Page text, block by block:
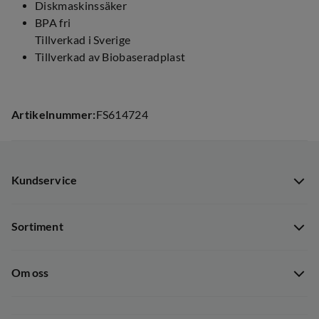
Diskmaskinssäker
BPA fri
Tillverkad i Sverige
Tillverkad av Biobaseradplast
Artikelnummer:FS614724
Kundservice
Dataskyddspolicy
Sortiment
Om oss